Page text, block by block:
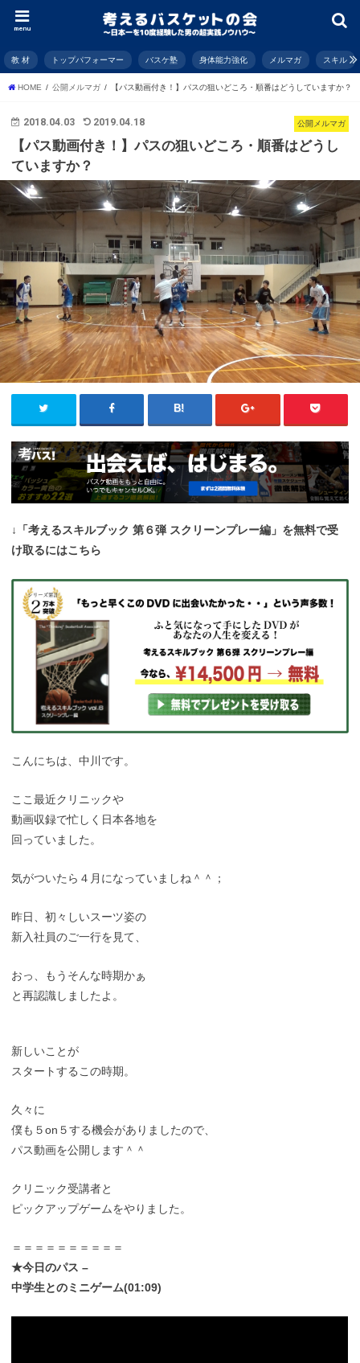
menu
教 材 トップパフォーマー バスケ塾 身体能力強化 メルマガ スキル
HOME 公開メルマガ 【パス動画付き！】パスの狙いどころ・順番はどうしていますか？
公開メルマガ
2018.04.03 2019.04.18
【パス動画付き！】パスの狙いどころ・順番はどうし
ていますか？
↓「考えるスキルブック 第６弾 スクリーンプレー編」を無料で受
け取るにはこちら
こんにちは、中川です。
ここ最近クリニックや
動画収録で忙しく日本各地を
回っていました。
気がついたら４月になっていましね＾＾；
昨日、初々しいスーツ姿の
新入社員のご一行を見て、
おっ、もうそんな時期かぁ
と再認識しましたよ。
新しいことが
スタートするこの時期。
久々に
僕も５on５する機会がありましたので、
パス動画を公開します＾＾
クリニック受講者と
ピックアップゲームをやりました。
＝＝＝＝＝＝＝＝＝＝
★今日のパス –
中学生とのミニゲーム(01:09)